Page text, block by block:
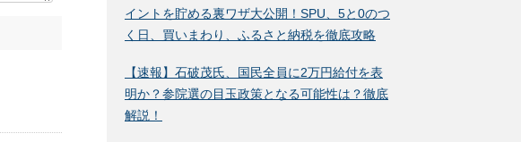
イントを貯める裏ワザ大公開！SPU、5と0のつ
く日、買いまわり、ふるさと納税を徹底攻略
【速報】石破茂氏、国民全員に2万円給付を表
明か？参院選の目玉政策となる可能性は？徹底
解説！